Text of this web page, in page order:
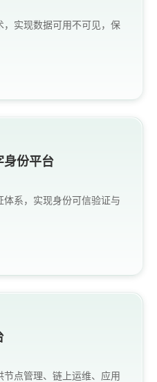
实现数据可用不可见，保
身份平台
系，实现身份可信验证与
点管理、链上运维、应用